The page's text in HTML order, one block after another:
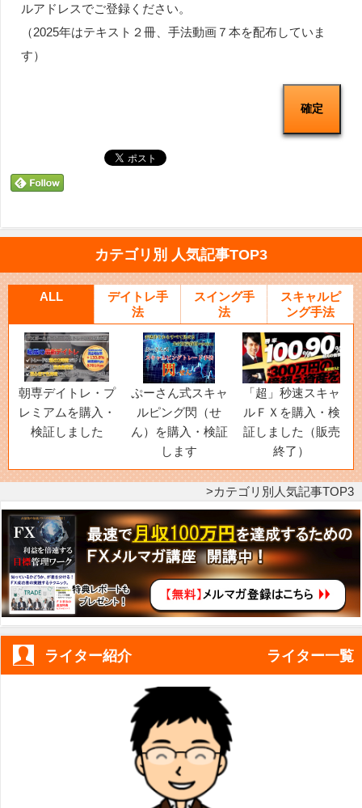
ルアドレスでご登録ください。
（2025年はテキスト２冊、手法動画７本を配布していま
す）
カテゴリ別 人気記事TOP3
ALL
デイトレ手
法
スイング手
法
スキャルピ
ング手法
朝専デイトレ・プ
レミアムを購入・
検証しました
ぷーさん式スキャ
ルピング閃（せ
ん）を購入・検証
します
「超」秒速スキャ
ルＦＸを購入・検
証しました（販売
終了）
カテゴリ別人気記事TOP3
ライター紹介 ライター一覧